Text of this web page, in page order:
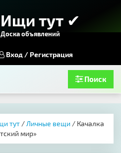
Ищи тут ✔
Доска объявлений
Вход / Регистрация
Поиск
тут /Личные вещи / Качалка
мир»